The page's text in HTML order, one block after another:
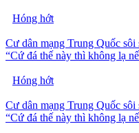
Hóng hớt
Cư dân mạng Trung Quốc
“Cứ đá thế này thì không lạ
Hóng hớt
Cư dân mạng Trung Quốc
“Cứ đá thế này thì không lạ